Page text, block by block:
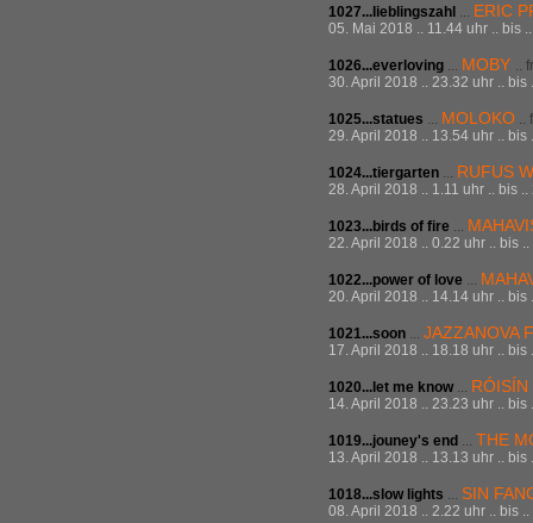
1027...lieblingszahl ... ERIC
05. Mai 2018 .. 11.44 uhr .. bis
1026...everloving ... MOBY ..
30. April 2018 .. 23.32 uhr ..
1025...statues ... MOLOKO ..
29. April 2018 .. 13.54 uhr ..
1024...tiergarten ... RUFUS
28. April 2018 .. 1.11 uhr .. bis
1023...birds of fire ...
22. April 2018 .. 0.22 uhr .. bis
1022...power of love ...
20. April 2018 .. 14.14 uhr ..
1021...soon ... JAZZANOVA
17. April 2018 .. 18.18 uhr ..
1020...let me know ... RÓISÍN
14. April 2018 .. 23.23 uhr ..
1019...jouney's end ... THE
13. April 2018 .. 13.13 uhr ..
1018...slow lights ... SIN
08. April 2018 .. 2.22 uhr .. bis